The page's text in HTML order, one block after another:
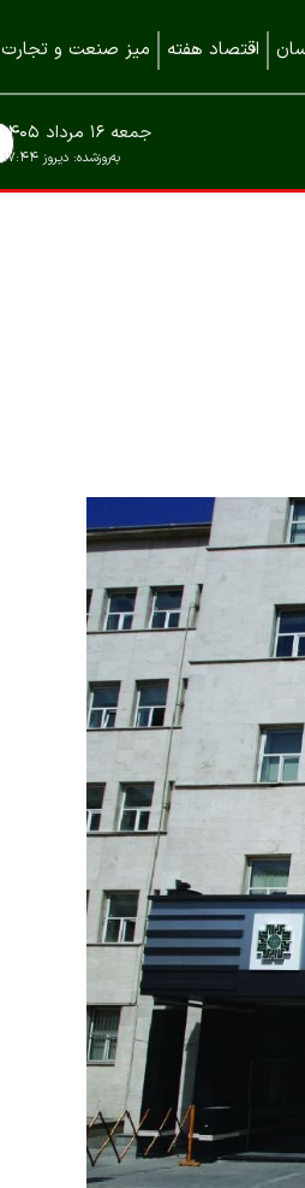
اقتصاد هفته میز صنعت و تجارت
به‌روزشده: دیروز ۱۷:۴۴
جمعه ۱۶ مرداد ۱۴۰۵